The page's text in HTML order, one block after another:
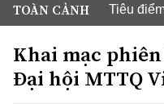
TOÀN CẢNH Tiêu
Khai mạc
Đại hội MTTQ